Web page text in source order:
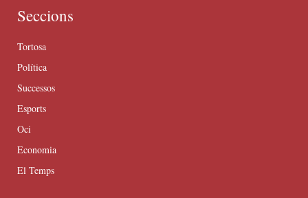
Seccions
Tortosa
Política
Successos
Esports
Oci
Economia
El Temps